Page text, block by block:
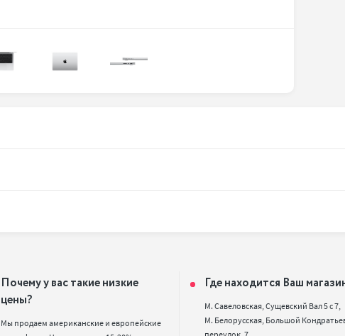
Почему у вас такие низкие
цены?
Мы продаем американские и европейские
Где находится Ваш
М. Савеловская, Сущевский Вал 5 с 7,
М. Белорусская, Большой